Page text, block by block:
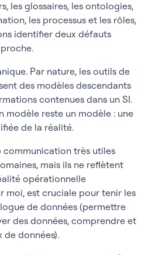
les glossaires, les ontologies,
les processus et les rôles,
identifier deux défauts
Par nature, les outils de
des modèles descendants
contenues dans un SI.
modèle reste un modèle : une
de la réalité.
communication très utiles
mais ils ne reflètent
opérationnelle
moi, est cruciale pour tenir les
de données (permettre
des données, comprendre et
de données).